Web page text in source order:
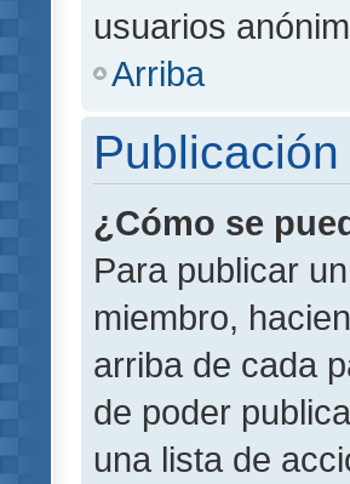
usuarios
Arriba
¿Cómo se
Para publicar
miembro,
arriba de cada
de poder
una lista de